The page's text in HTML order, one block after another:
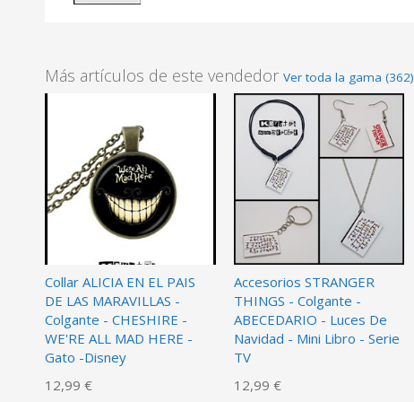
Más artículos de este vendedor Ver toda la gama (362)
Collar ALICIA EN EL PAIS
DE LAS MARAVILLAS -
Colgante - CHESHIRE -
WE'RE ALL MAD HERE -
Gato -Disney
12,99 €
Accesorios STRANGER
THINGS - Colgante -
ABECEDARIO - Luces De
Navidad - Mini Libro - Serie
TV
12,99 €